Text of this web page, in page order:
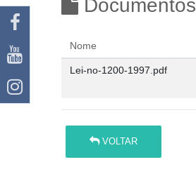
Documentos
Nome
Lei-no-1200-1997.pdf
VOLTAR